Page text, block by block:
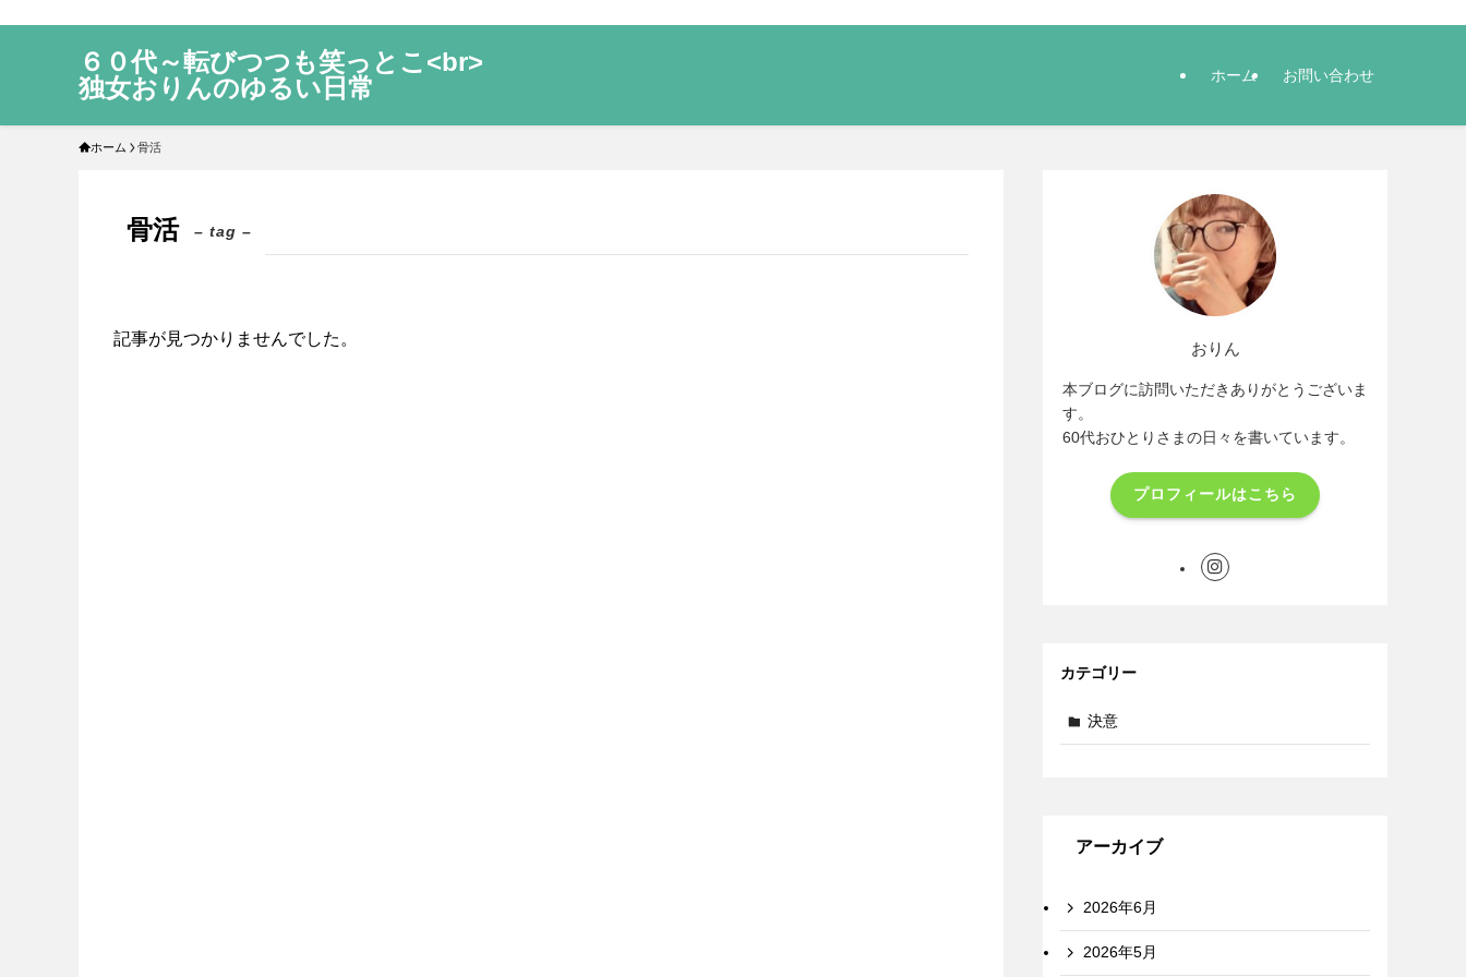
６０代～転びつつも笑っとこ<br>
独女おりんのゆるい日常
ホーム お問い合わせ
ホーム 骨活
骨活 – tag –
記事が見つかりませんでした。
おりん
本ブログに訪問いただきありがとうございま
す。
60代おひとりさまの日々を書いています。
プロフィールはこちら
カテゴリー
決意
アーカイブ
2026年6月
2026年5月